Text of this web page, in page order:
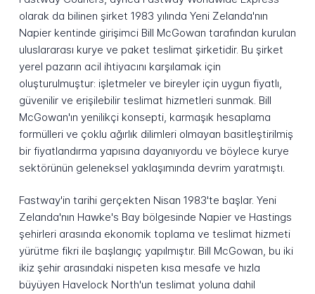
olarak da bilinen şirket 1983 yılında Yeni Zelanda'nın
Napier kentinde girişimci Bill McGowan tarafından kurulan
uluslararası kurye ve paket teslimat şirketidir. Bu şirket
yerel pazarın acil ihtiyacını karşılamak için
oluşturulmuştur: işletmeler ve bireyler için uygun fiyatlı,
güvenilir ve erişilebilir teslimat hizmetleri sunmak. Bill
McGowan'ın yenilikçi konsepti, karmaşık hesaplama
formülleri ve çoklu ağırlık dilimleri olmayan basitleştirilmiş
bir fiyatlandırma yapısına dayanıyordu ve böylece kurye
sektörünün geleneksel yaklaşımında devrim yaratmıştı.
Fastway'in tarihi gerçekten Nisan 1983'te başlar. Yeni
Zelanda'nın Hawke's Bay bölgesinde Napier ve Hastings
şehirleri arasında ekonomik toplama ve teslimat hizmeti
yürütme fikri ile başlangıç yapılmıştır. Bill McGowan, bu iki
ikiz şehir arasındaki nispeten kısa mesafe ve hızla
büyüyen Havelock North'un teslimat yoluna dahil